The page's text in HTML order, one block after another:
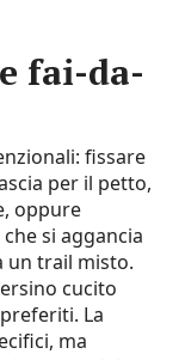
fai-da-
fissare
per il petto,
oppure
si aggancia
un trail misto.
cucito
La
ma